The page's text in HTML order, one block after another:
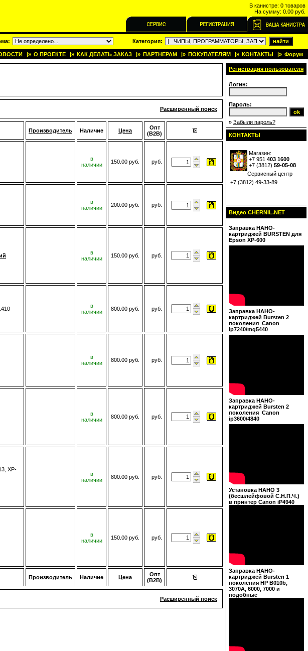
В канистре: 0 товаров
На сумму: 0.00 руб.
Категория:
|» О ПРОЕКТЕ |» КАК ДЕЛАТЬ ЗАКАЗ |» ПАРТНЕРАМ |» ПОКУПАТЕЛЯМ |» КОНТАКТЫ |» Форум
Расширенный поиск
Производитель Наличие Цена
Опт
(B2B)
в
наличии
150.00 руб. руб.
в
наличии
200.00 руб. руб.
в
наличии
150.00 руб. руб.
в
наличии
800.00 руб. руб.
в
наличии
800.00 руб. руб.
в
наличии
800.00 руб. руб.
XP-
в
наличии
800.00 руб. руб.
в
наличии
150.00 руб. руб.
Производитель Наличие Цена
Опт
(B2B)
Расширенный поиск
Регистрация пользователя
Логин:
Пароль:
» Забыли пароль?
КОНТАКТЫ
Магазин:
+7 951 403 1600
+7 (3812) 59-05-08
Сервисный центр
+7 (3812) 49-33-89
Видео CHERNIL.NET
Заправка НАНО-
картриджей BURSTEN для
Epson XP-600
Заправка НАНО-
картриджей Bursten 2
поколения Canon
ip7240/mg5440
Заправка НАНО-
картриджей Bursten 2
поколения Canon
ip3600/4840
Установка НАНО 3
(бесшлейфовой С.Н.П.Ч.)
в принтер Canon iP4940
Заправка НАНО-
картриджей Bursten 1
поколения HP B010b,
3070A, 6000, 7000 и
подобные